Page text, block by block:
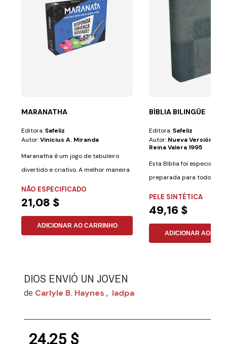
MARANATHA
Editora:Safeliz
Autor:Vinicius A. Miranda
Maranatha é um jogo de tabuleiro
divertido e criativo. A melhor maneira
NÃO ESPECIFICADO
21,08 $
ADICIONAR AO CARRINHO
BÍBLIA BILINGÜE
Editora:Safeliz
Autor: Nueva Versión
Reina Valera 1995
Esta Bíblia foi
preparada para todos
desejam aprender...
PELE SINTÉTICA
49,16 $
ADICIONAR AO
DIOS ENVIÓ UN JOVEN
de Carlyle B. Haynes , Iadpa
24,25 $